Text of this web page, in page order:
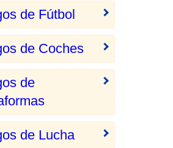
de Fútbol
de Coches
de
de Lucha